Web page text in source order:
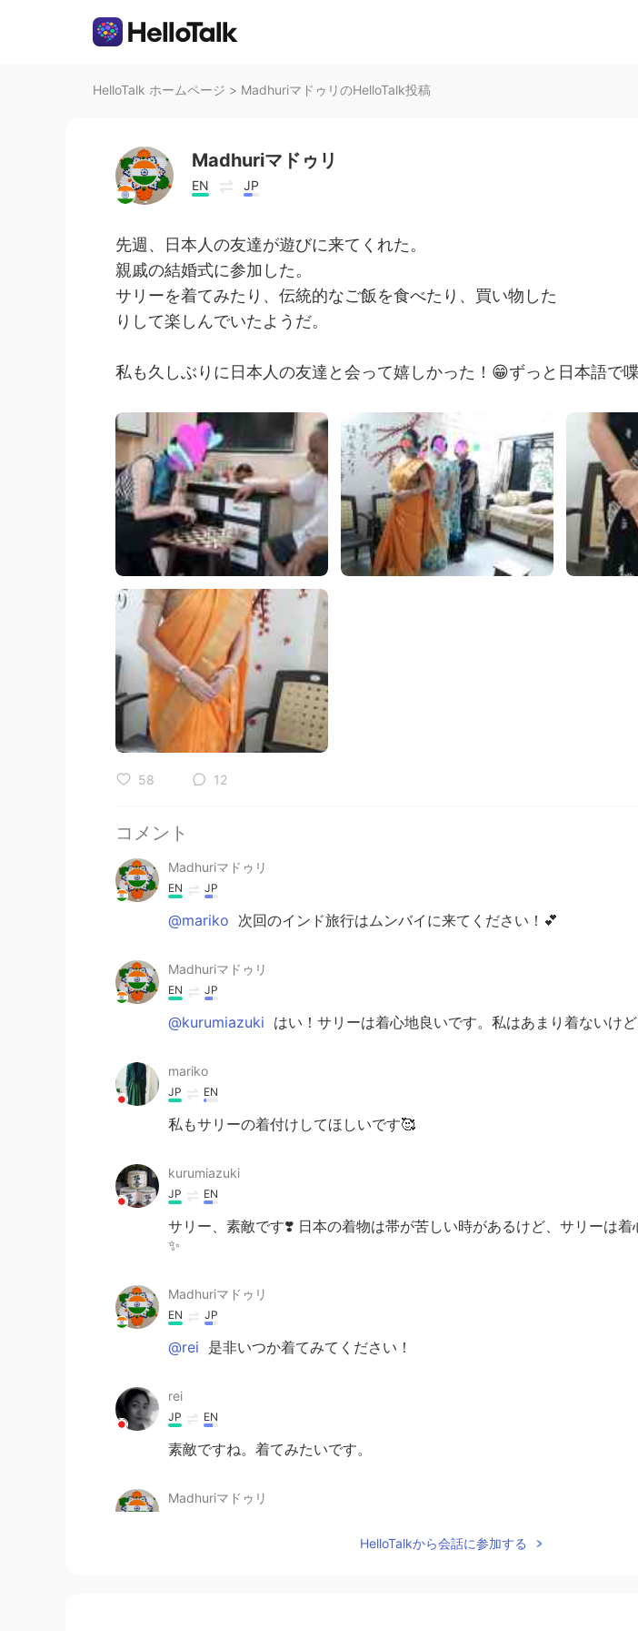
HelloTalk ホームページ > MadhuriマドゥリのHelloTalk投稿
Madhuriマドゥリ
EN JP
先週、日本人の友達が遊びに来てくれた。
親戚の結婚式に参加した。
サリーを着てみたり、伝統的なご飯を食べたり、買い物した
りして楽しんでいたようだ。
私も久しぶりに日本人の友達と会って嬉しかった！😁ずっと日本語で
58 12
コメント
Madhuriマドゥリ
EN JP
@mariko 次回のインド旅行はムンバイに来てください！💕
Madhuriマドゥリ
EN JP
@kurumiazuki はい！サリーは着心地良いです。私はあまり着ないけ
mariko
JP EN
私もサリーの着付けしてほしいです🥰
kurumiazuki
JP EN
サリー、素敵です❣️ 日本の着物は帯が苦しい時があるけど、サリーは
✨
Madhuriマドゥリ
EN JP
@rei 是非いつか着てみてください！
rei
JP EN
素敵ですね。着てみたいです。
Madhuriマドゥリ
インドに来てください！ 着せてあげます！🤩
HelloTalkから会話に参加する